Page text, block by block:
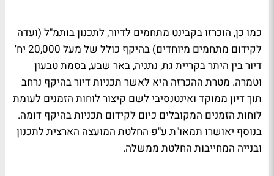
כמו כן, הוכרזו בקבינט מתחמים לדיור, לתכנון בותמ"ל (ועדה
לקידום מתחמים מיוחדים) בהיקף כולל של מעל 20,000 יח'
דיור בין היתר בקריית גת, נתניה, באר שבע, בסמת טבעון
וטמרה. מטרת ההכרזה היא לאשר תכניות דיור בהיקף נרחב
תוך דיון ממוקד ואינטנסיבי לשם קיצור לוחות הזמנים לעומת
לוחות הזמנים המקובלים כיום לקידום תכניות בהיקף דומה.
בנוסף יאושרו תמאו"ת ע"פ החלטת המועצה הארצית לתכנון
ובנייה המחייבות החלטת ממשלה.